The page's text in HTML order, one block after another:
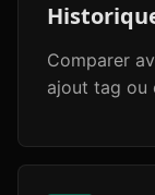
Comparer
ajout tag ou